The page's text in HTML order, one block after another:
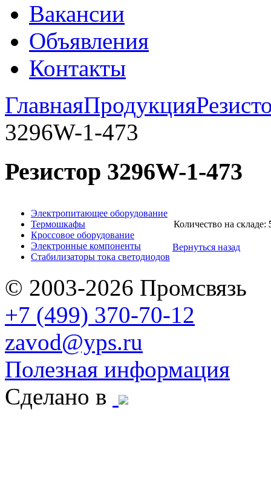
Вакансии
Объявления
Контакты
ГлавнаяПродукция
3296W-1-473
Резистор 3296W-1-473
Электропитающее оборудование
Термошкафы
Кроссовое оборудование
Электронные компоненты
Стабилизаторы тока светодиодов
Количество на складе:
Вернуться назад
© 2003-2026 Промсвязь
+7 (499) 370-70-12
zavod@yps.ru
Полезная информация
Сделано в